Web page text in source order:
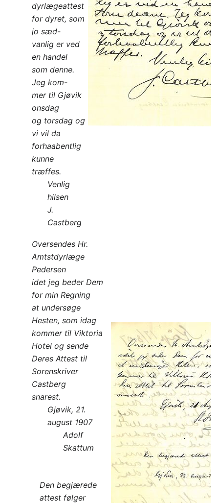
dyrlægeattest
for dyret, som
jo sæd-
vanlig er ved
en handel
som denne.
Jeg kom-
mer til Gjøvik
onsdag
og torsdag og
vi vil da
forhaabentlig
kunne
træffes.
Venlig
hilsen
J.
Castberg
Oversendes Hr.
Amtstdyrlæge
Pedersen
idet jeg beder Dem
for min Regning
at undersøge
Hesten, som idag
kommer til Viktoria
Hotel og sende
Deres Attest til
Sorenskriver
Castberg
snarest.
Gjøvik, 21.
august 1907
Adolf
Skattum
Den begjærede
attest følger